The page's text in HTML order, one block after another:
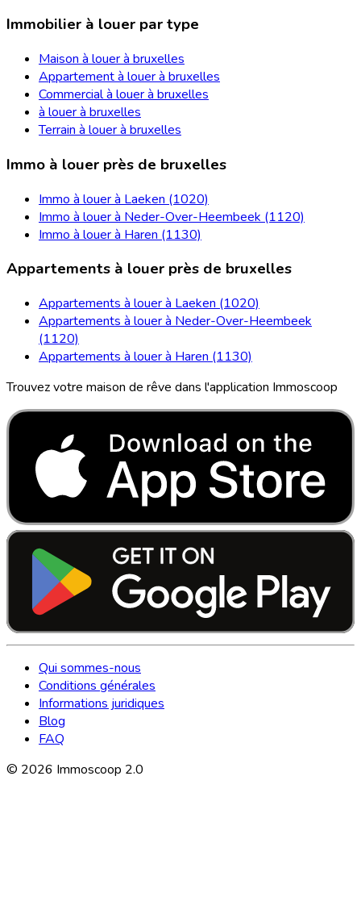
Immobilier à louer par type
Maison à louer à bruxelles
Appartement à louer à bruxelles
Commercial à louer à bruxelles
à louer à bruxelles
Terrain à louer à bruxelles
Immo à louer près de bruxelles
Immo à louer à Laeken (1020)
Immo à louer à Neder-Over-Heembeek (1120)
Immo à louer à Haren (1130)
Appartements à louer près de bruxelles
Appartements à louer à Laeken (1020)
Appartements à louer à Neder-Over-Heembeek
(1120)
Appartements à louer à Haren (1130)
Trouvez votre maison de rêve dans l'application Immoscoop
Qui sommes-nous
Conditions générales
Informations juridiques
Blog
FAQ
© 2026 Immoscoop 2.0